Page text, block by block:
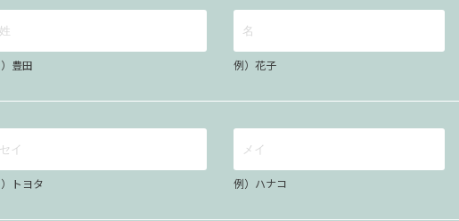
豊田 例）花子
トヨタ 例）ハナコ